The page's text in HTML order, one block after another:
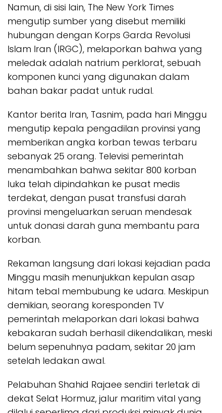
Namun, di sisi lain, The New York Times
mengutip sumber yang disebut memiliki
hubungan dengan Korps Garda Revolusi
Islam Iran (IRGC), melaporkan bahwa yang
meledak adalah natrium perklorat, sebuah
komponen kunci yang digunakan dalam
bahan bakar padat untuk rudal.
Kantor berita Iran, Tasnim, pada hari Minggu
mengutip kepala pengadilan provinsi yang
memberikan angka korban tewas terbaru
sebanyak 25 orang. Televisi pemerintah
menambahkan bahwa sekitar 800 korban
luka telah dipindahkan ke pusat medis
terdekat, dengan pusat transfusi darah
provinsi mengeluarkan seruan mendesak
untuk donasi darah guna membantu para
korban.
Rekaman langsung dari lokasi kejadian pada
Minggu masih menunjukkan kepulan asap
hitam tebal membubung ke udara. Meskipun
demikian, seorang koresponden TV
pemerintah melaporkan dari lokasi bahwa
kebakaran sudah berhasil dikendalikan, meski
belum sepenuhnya padam, sekitar 20 jam
setelah ledakan awal.
Pelabuhan Shahid Rajaee sendiri terletak di
dekat Selat Hormuz, jalur maritim vital yang